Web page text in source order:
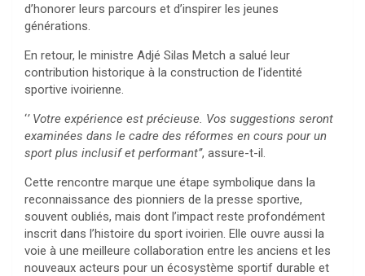
d’honorer leurs parcours et d’inspirer les jeunes
générations.
En retour, le ministre Adjé Silas Metch a salué leur
contribution historique à la construction de l’identité
sportive ivoirienne.
‘’ Votre expérience est précieuse. Vos suggestions seront
examinées dans le cadre des réformes en cours pour un
sport plus inclusif et performant’’, assure-t-il.
Cette rencontre marque une étape symbolique dans la
reconnaissance des pionniers de la presse sportive,
souvent oubliés, mais dont l’impact reste profondément
inscrit dans l’histoire du sport ivoirien. Elle ouvre aussi la
voie à une meilleure collaboration entre les anciens et les
nouveaux acteurs pour un écosystème sportif durable et